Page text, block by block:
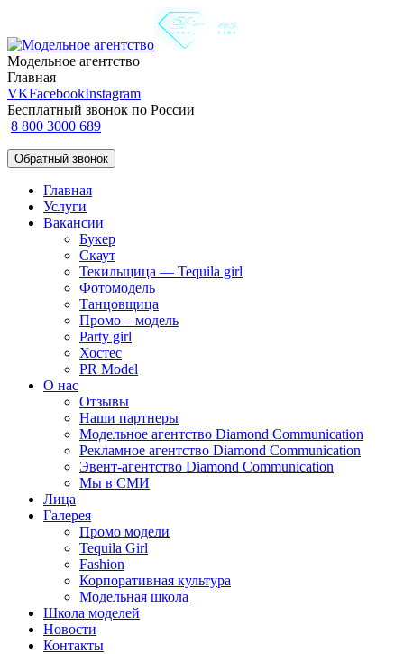
Модельное агентство
Главная
VKFacebookInstagram
Бесплатный звонок по России
8 800 3000 689
Обратный звонок
Главная
Услуги
Вакансии
Букер
Скаут
Текильщица — Tequila girl
Фотомодель
Танцовщица
Промо – модель
Party girl
Хостес
PR Model
О нас
Отзывы
Наши партнеры
Модельное агентство Diamond Communication
Рекламное агентство Diamond Communication
Эвент-агентство Diamond Communication
Мы в СМИ
Лица
Галерея
Промо модели
Tequila Girl
Fashion
Корпоративная культура
Модельная школа
Школа моделей
Новости
Контакты